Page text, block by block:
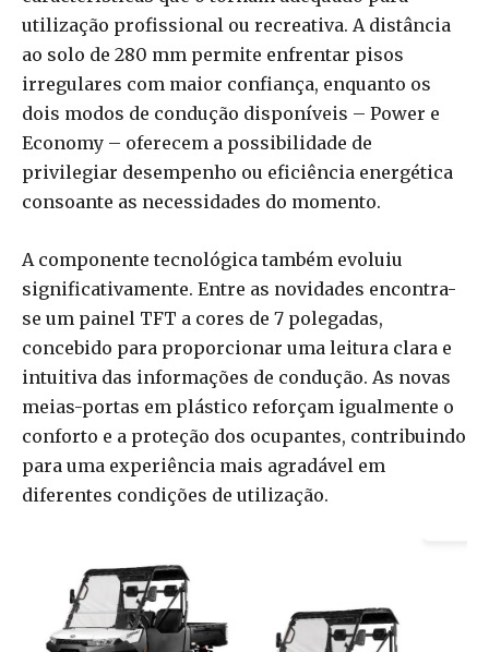
utilização profissional ou recreativa. A distância
ao solo de 280 mm permite enfrentar pisos
irregulares com maior confiança, enquanto os
dois modos de condução disponíveis – Power e
Economy – oferecem a possibilidade de
privilegiar desempenho ou eficiência energética
consoante as necessidades do momento.
A componente tecnológica também evoluiu
significativamente. Entre as novidades encontra-
se um painel TFT a cores de 7 polegadas,
concebido para proporcionar uma leitura clara e
intuitiva das informações de condução. As novas
meias-portas em plástico reforçam igualmente o
conforto e a proteção dos ocupantes, contribuindo
para uma experiência mais agradável em
diferentes condições de utilização.